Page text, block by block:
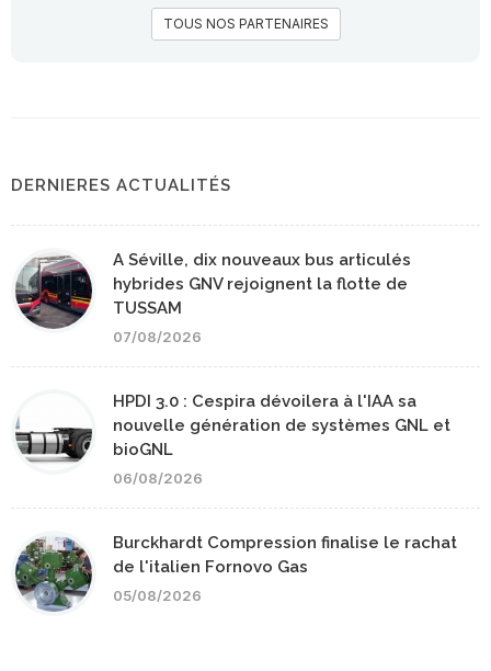
TOUS NOS PARTENAIRES
DERNIERES ACTUALITÉS
A Séville, dix nouveaux bus articulés
hybrides GNV rejoignent la flotte de
TUSSAM
07/08/2026
HPDI 3.0 : Cespira dévoilera à l'IAA sa
nouvelle génération de systèmes GNL et
bioGNL
06/08/2026
Burckhardt Compression finalise le rachat
de l'italien Fornovo Gas
05/08/2026